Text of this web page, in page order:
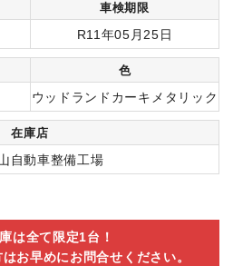
車検期限
R11年05月25日
色
ウッドランドカーキメタリック
在庫店
自動車整備工場
は全て限定1台！
お早めにお問合せください。